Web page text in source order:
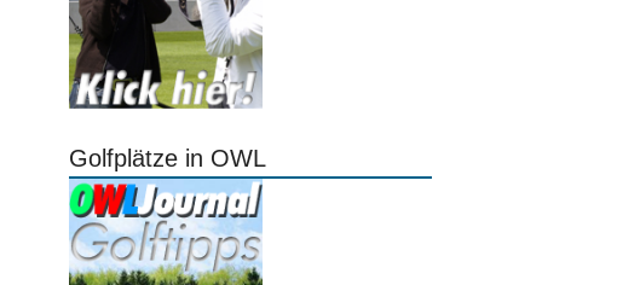
Golfplätze in OWL